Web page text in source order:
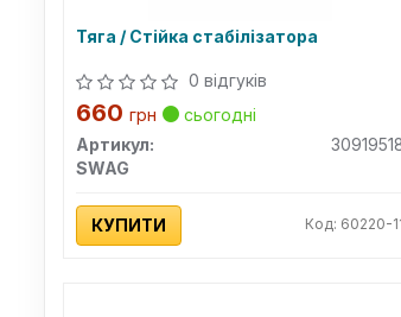
Тяга / Стійка стабілізатора
0 відгуків
660 грн
сьогодні
Артикул:
SWAG
КУПИТИ Код: 60220-